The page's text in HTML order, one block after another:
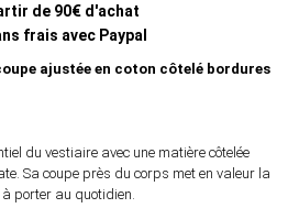
de 90€ d'achat
frais avec Paypal
ajustée en coton côtelé bordures
du vestiaire avec une matière côtelée
Sa coupe près du corps met en valeur la
porter au quotidien.